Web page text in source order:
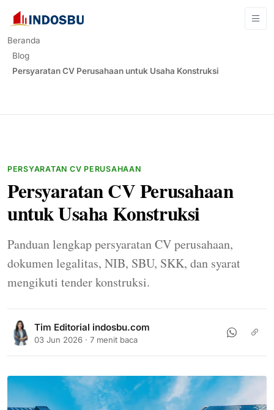
Beranda
Blog
Persyaratan CV Perusahaan untuk Usaha Konstruksi
PERSYARATAN CV PERUSAHAAN
Persyaratan CV Perusahaan
untuk Usaha Konstruksi
Panduan lengkap persyaratan CV perusahaan,
dokumen legalitas, NIB, SBU, SKK, dan syarat
mengikuti tender konstruksi.
Tim Editorial indosbu.com
03 Jun 2026 · 7 menit baca